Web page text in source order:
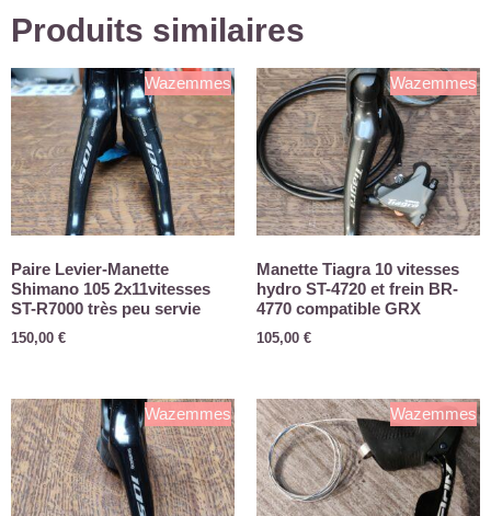
Produits similaires
Wazemmes
Paire Levier-Manette
Shimano 105 2x11vitesses
ST-R7000 très peu servie
150,00 €
Wazemmes
Manette Tiagra 10 vitesses
hydro ST-4720 et frein BR-
4770 compatible GRX
105,00 €
Wazemmes Wazemmes